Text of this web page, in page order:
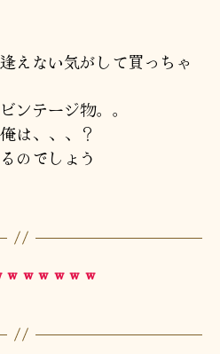
えない気がして買っちゃ
ンテージ物。。
は、、、？
のでしょう
ｗｗｗｗｗ